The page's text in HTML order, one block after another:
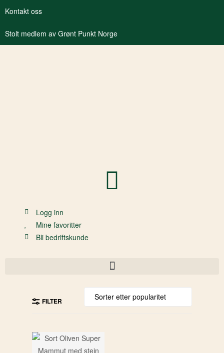
Kontakt oss
Stolt medlem av Grønt Punkt Norge
Logg inn
Mine favoritter
Bli bedriftskunde
FILTER